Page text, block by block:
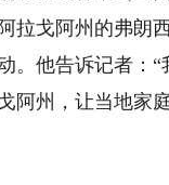
戈阿州的弗朗西
。他告诉记者：
阿州，让当地家